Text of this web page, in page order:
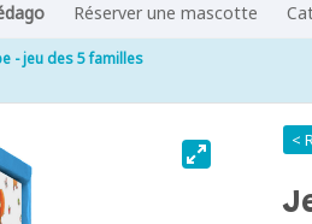
Réserver une mascotte
- jeu des 5 familles
<